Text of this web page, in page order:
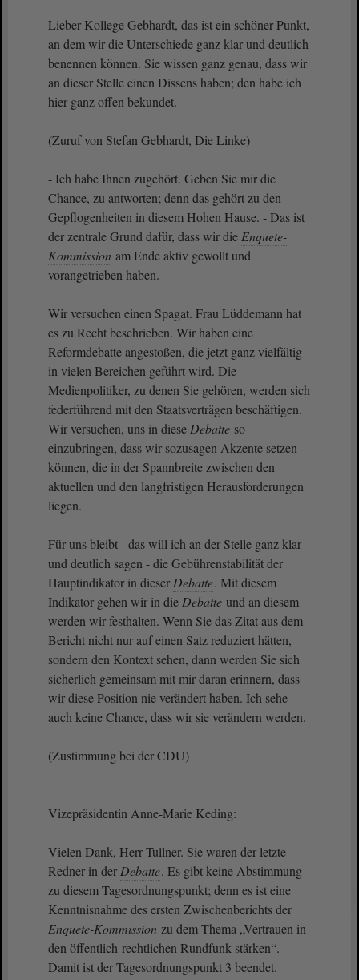
Lieber Kollege Gebhardt, das ist ein schöner Punkt,
an dem wir die Unterschiede ganz klar und deutlich
benennen können. Sie wissen ganz genau, dass wir
an dieser Stelle einen Dissens haben; den habe ich
hier ganz offen bekundet.
(Zuruf von Stefan Gebhardt, Die Linke)
- Ich habe Ihnen zugehört. Geben Sie mir die
Chance, zu antworten; denn das gehört zu den
Gepflogenheiten in diesem Hohen Hause. - Das ist
der zentrale Grund dafür, dass wir die Enquete-
Kommission am Ende aktiv gewollt und
vorangetrieben haben.
Wir versuchen einen Spagat. Frau Lüddemann hat
es zu Recht beschrieben. Wir haben eine
Reformdebatte angestoßen, die jetzt ganz vielfältig
in vielen Bereichen geführt wird. Die
Medienpolitiker, zu denen Sie gehören, werden sich
federführend mit den Staatsverträgen beschäftigen.
Wir versuchen, uns in diese Debatte so
einzubringen, dass wir sozusagen Akzente setzen
können, die in der Spannbreite zwischen den
aktuellen und den langfristigen Herausforderungen
liegen.
Für uns bleibt - das will ich an der Stelle ganz klar
und deutlich sagen - die Gebührenstabilität der
Hauptindikator in dieser Debatte. Mit diesem
Indikator gehen wir in die Debatte und an diesem
werden wir festhalten. Wenn Sie das Zitat aus dem
Bericht nicht nur auf einen Satz reduziert hätten,
sondern den Kontext sehen, dann werden Sie sich
sicherlich gemeinsam mit mir daran erinnern, dass
wir diese Position nie verändert haben. Ich sehe
auch keine Chance, dass wir sie verändern werden.
(Zustimmung bei der CDU)
Vizepräsidentin Anne-Marie Keding:
Vielen Dank, Herr Tullner. Sie waren der letzte
Redner in der Debatte. Es gibt keine Abstimmung
zu diesem Tagesordnungspunkt; denn es ist eine
Kenntnisnahme des ersten Zwischenberichts der
Enquete-Kommission zu dem Thema „Vertrauen in
den öffentlich-rechtlichen Rundfunk stärken“.
Damit ist der Tagesordnungspunkt 3 beendet.